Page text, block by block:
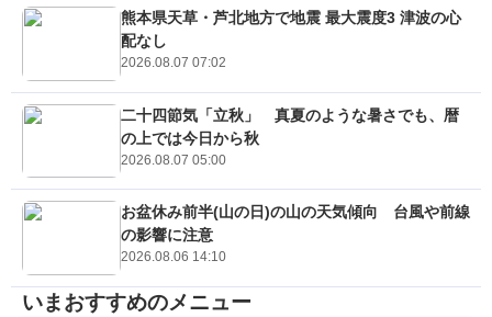
熊本県天草・芦北地方で地震 最大震度3 津波の心
配なし
2026.08.07 07:02
二十四節気「立秋」 真夏のような暑さでも、暦
の上では今日から秋
2026.08.07 05:00
お盆休み前半(山の日)の山の天気傾向 台風や前線
の影響に注意
2026.08.06 14:10
いまおすすめのメニュー